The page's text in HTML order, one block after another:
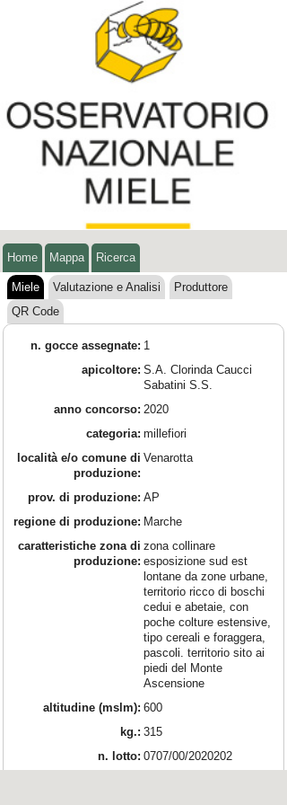
Home Mappa Ricerca
Miele Valutazione e Analisi
Produttore
QR Code
n. gocce assegnate: 1
apicoltore: S.A. Clorinda Caucci
Sabatini S.S.
anno concorso: 2020
categoria: millefiori
località e/o comune di
produzione:
Venarotta
prov. di produzione: AP
regione di produzione: Marche
caratteristiche zona di
produzione:
zona collinare
esposizione sud est
lontane da zone urbane,
territorio ricco di boschi
cedui e abetaie, con
poche colture estensive,
tipo cereali e foraggera,
pascoli. territorio sito ai
piedi del Monte
Ascensione
altitudine (mslm): 600
kg.: 315
n. lotto: 0707/00/2020202